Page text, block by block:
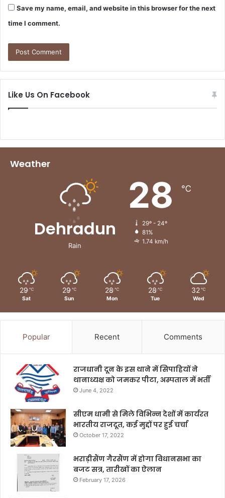
Save my name, email, and website in this browser for the next
time I comment.
Like Us On Facebook
Weather
Dehradun
Rain
28 ℃
29º - 24º
81%
1.74 km/h
29 ℃
Sat
29 ℃
Sun
28 ℃
Mon
28 ℃
Tue
32 ℃
Wed
Popular Recent Comments
राजधानी दून के इस थाने में सिपाहियों ने
थानाध्यक्ष को जमकर पीटा, अस्पताल में भर्ती
June 4, 2022
सीएम धामी से मिले विभिन्न देशों में कार्यरत
भारतीय राजदूत, कई मुद्दों पर हुई चर्चा
October 17, 2022
भराड़ीसैंण गैरसैंण में होगा विधानसभा का
बजट सत्र, तारीखों का ऐलान
February 17, 2026